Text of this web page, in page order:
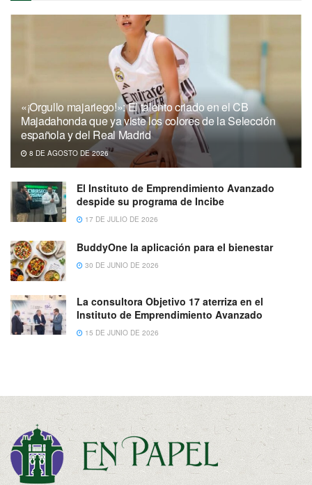
«¡Orgullo majariego!»: El talento criado en el CB
Majadahonda que ya viste los colores de la Selección
española y del Real Madrid
8 DE AGOSTO DE 2026
El Instituto de Emprendimiento Avanzado
despide su programa de Incibe
17 DE JULIO DE 2026
BuddyOne la aplicación para el bienestar
30 DE JUNIO DE 2026
La consultora Objetivo 17 aterriza en el
Instituto de Emprendimiento Avanzado
15 DE JUNIO DE 2026